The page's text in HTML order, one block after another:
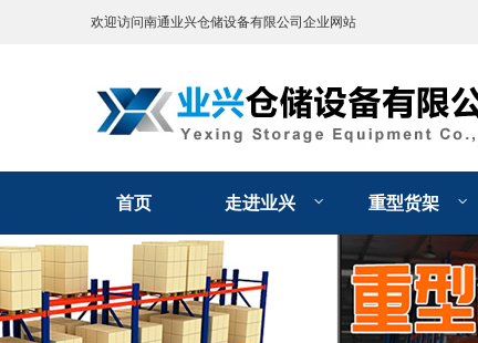
欢迎访问南通业兴仓储设备有限公司企业网站
首页 走进业兴 重型货架